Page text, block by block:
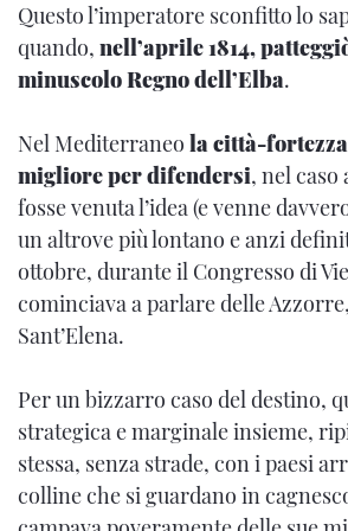
Questo l’imperatore sconfitto lo
quando, nell’aprile 1814,
minuscolo Regno dell’Elba.
Nel Mediterraneo la città-
migliore per difendersi, nel
fosse venuta l’idea (e venne
un altrove più lontano e anzi
ottobre, durante il Congresso di
cominciava a parlare delle
Sant’Elena.
Per un bizzarro caso del destino,
strategica e marginale insieme,
stessa, senza strade, con i paesi
colline che si guardano in